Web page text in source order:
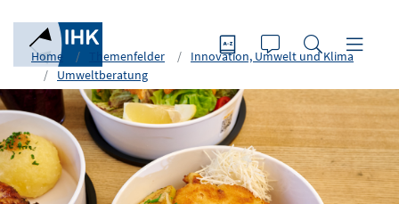
Home Themenfelder
Innovation, Umwelt und Klima
Umweltberatung